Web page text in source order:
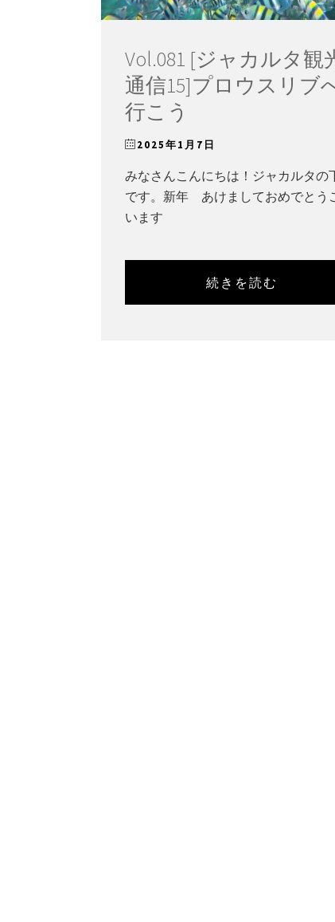
Vol.081 [ジャカルタ観
通信15]プロウスリブ
行こう
2025年1月7日
みなさんこんにちは！ジャカルタの
です。新年 あけましておめでとう
います
続きを読む